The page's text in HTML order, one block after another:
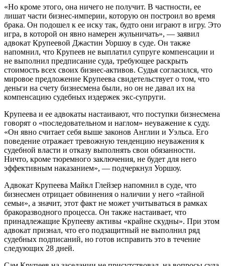
«Но кроме этого, она ничего не получит. В частности, ее
лишат части бизнес-империи, которую он построил во время
брака. Он подошел к ее иску так, будто они играют в игру. Это
игра, в которой он явно намерен жульничать», — заявил
адвокат Крупеевой Джастин Уоршоу в суде. Он также
напомнил, что Крупеев не выплатил супруге компенсации и
не выполнил предписание суда, требующее раскрыть
стоимость всех своих бизнес-активов. Судья согласился, что
мировое предложение Крупеева свидетельствует о том, что
деньги на счету бизнесмена были, но он не давал их на
компенсацию судебных издержек экс-супруги.
Крупеева и ее адвокаты настаивают, что поступки бизнесмена
говорят о «последовательном и наглом» неуважение к суду.
«Он явно считает себя выше законов Англии и Уэльса. Его
поведение отражает тревожную тенденцию неуважения к
судебной власти и отказу выполнять свои обязанности.
Ничто, кроме тюремного заключения, не будет для него
эффективным наказанием», — подчеркнул Уоршоу.
Адвокат Крупеева Майкл Глейзер напомнил в суде, что
бизнесмен отрицает обвинения о наличии у него «тайной
семьи», а значит, этот факт не может учитываться в рамках
бракоразводного процесса. Он также настаивает, что
принадлежащие Крупееву активы «крайне скудны». При этом
адвокат признал, что его подзащитный не выполнил ряд
судебных подписаний, но готов исправить это в течение
следующих 28 дней.